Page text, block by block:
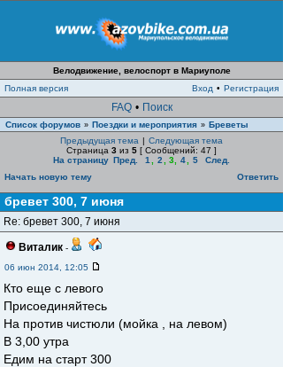
Велодвижение, велоспорт в Мариуполе
Полная версия
Вход • Регистрация
FAQ • Поиск
Список форумов » Поездки и мероприятия » Бреветы
Предыдущая тема | Следующая тема
Страница 3 из 5 [ Сообщений: 47 ]
На страницу Пред. 1 2 3 4 5
След.
Начать новую тему
Ответить
бревет 300, 7 июня
Re: бревет 300, 7 июня
Виталик -
06 июн 2014, 12:05
Кто еще с левого
Присоединяйтесь
На против чистюли (мойка , на левом)
В 3,00 утра
Едим на старт 300